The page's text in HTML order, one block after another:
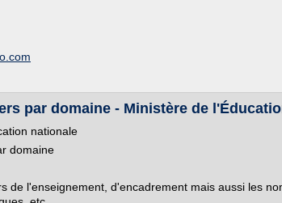
par domaine - Ministère de
nationale
domaine
de l'enseignement, d'encadrement mais aussi les